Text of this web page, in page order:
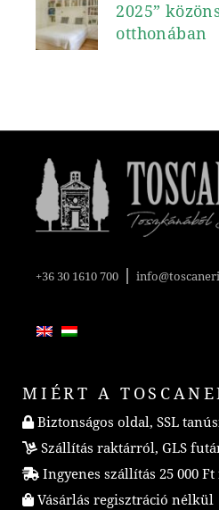
2025”
otthonában
+36 30 1610 700 |
MIÉRT A
Biztonságos oldal, SSL
Szállítás raktárról, GLS
Ingyenes szállítás 25 000
Vásárlás regisztráció nélkül